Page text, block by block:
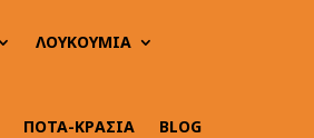
ΛΟΥΚΟΥΜΙΑ
ΠΟΤΑ-ΚΡΑΣΙΑ BLOG